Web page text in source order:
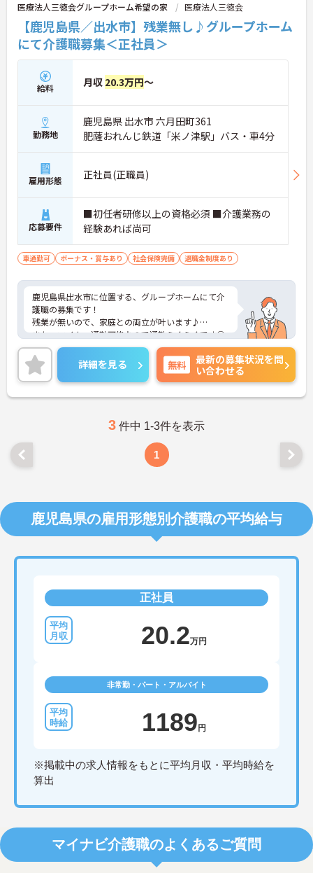
医療法人三徳会グループホーム希望の家 医療法人三徳会
【鹿児島県／出水市】残業無し♪グループホーム
にて介護職募集＜正社員＞
給料 月収 20.3万円～
勤務地
鹿児島県 出水市 六月田町361
肥薩おれんじ鉄道「米ノ津駅」バス・車4分
雇用形態 正社員(正職員)
応募要件
■初任者研修以上の資格必須 ■介護業務の
経験あれば尚可
車通勤可 ボーナス・賞与あり 社会保険完備 退職金制度あり
鹿児島県出水市に位置する、グループホームにて介
護職の募集です！
残業が無いので、家庭との両立が叶います♪
また、マイカー通勤可能なので通勤らくらくです◎
ご興味のある方には、面接対策ポイントなど、さら
に詳細をご案内しますのでお気軽にご相談くださ
い！
詳細を見る 無料
最新の募集状況を問
い合わせる
3 件中 1-3件を表示
1
鹿児島県の雇用形態別介護職の平均給与
正社員
20.2万円
非常勤・パート・アルバイト
1189 円
※掲載中の求人情報をもとに平均月収・平均時給を
算出
マイナビ介護職のよくあるご質問